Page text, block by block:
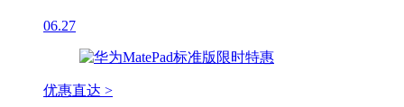
06.27
优惠直达 >